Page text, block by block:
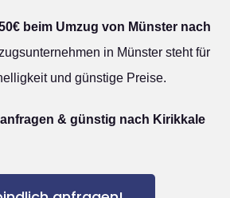
beim Umzug von Münster nach
in Münster steht für
und günstige Preise.
& günstig nach Kirikkale